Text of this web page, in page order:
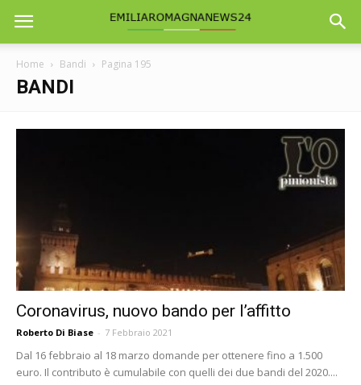
Home Bandi Pagina 195
BANDI
Coronavirus, nuovo bando per l’affitto
Roberto Di Biase - 7 Febbraio 2021
Dal 16 febbraio al 18 marzo domande per ottenere fino a 1.500
euro. Il contributo è cumulabile con quelli dei due bandi del 2020....